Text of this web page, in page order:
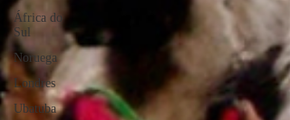
África do
Sul
Noruega
Londres
Ubatuba